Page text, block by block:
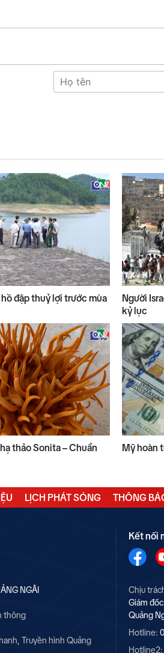
đập thuỷ lợi trước mùa
Người
kỷ lục
thảo Sonita – Chuẩn
Mỹ hoàn
LỊCH PHÁT SÓNG THÔNG
NGÃI
thông
Truyền hình Quảng
Kết nối
Chịu
Giám
Quảng
Hotline:
Hotline2: